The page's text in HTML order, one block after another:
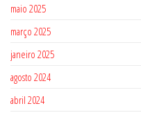
maio 2025
março 2025
janeiro 2025
agosto 2024
abril 2024